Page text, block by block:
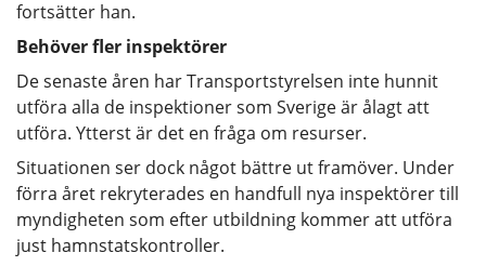
fortsätter han.
Behöver fler inspektörer
De senaste åren har Transportstyrelsen inte hunnit
utföra alla de inspektioner som Sverige är ålagt att
utföra. Ytterst är det en fråga om resurser.
Situationen ser dock något bättre ut framöver. Under
förra året rekryterades en handfull nya inspektörer till
myndigheten som efter utbildning kommer att utföra
just hamnstatskontroller.